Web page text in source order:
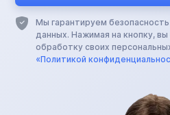
Мы гарантируем
данных. Нажимая на кнопку, вы
обработку своих
«Политикой